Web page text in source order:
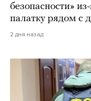
безопасности»
палатку рядом с
2 дня назад